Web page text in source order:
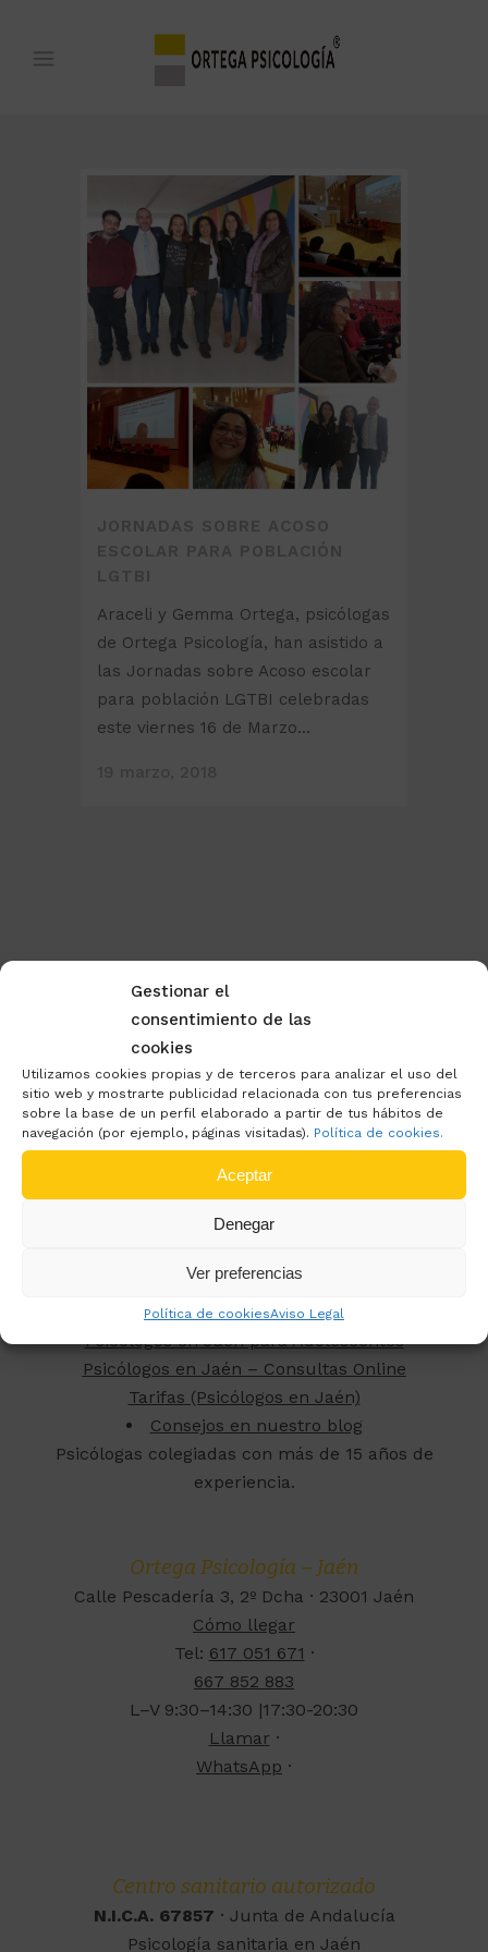
Gestionar el
consentimiento de las
cookies
Utilizamos cookies propias y de terceros para analizar el uso del
sitio web y mostrarte publicidad relacionada con tus preferencias
sobre la base de un perfil elaborado a partir de tus hábitos de
navegación (por ejemplo, páginas visitadas). Política de cookies.
Aceptar
Denegar
Ver preferencias
Política de cookiesAviso Legal
Araceli y Gemma Ortega, psicólogas
de Ortega Psicología, han asistido a
las Jornadas sobre Acoso escolar
para población LGTBI celebradas
este viernes 16 de Marzo...
TERAPIAS EN JAÉN
Psicólogos en Jaén para Adultos
Psicólogos en Jaén Infantil
Psicólogos en Jaén para Adolescentes
Psicólogos en Jaén – Consultas Online
Tarifas (Psicólogos en Jaén)
Consejos en nuestro blog
Psicólogas colegiadas con más de 15 años de
experiencia.
Ortega Psicología – Jaén
Calle Pescadería 3, 2º Dcha · 23001 Jaén
Cómo llegar
Tel: 617 051 671 ·
667 852 883
L–V 9:30–14:30 |17:30-20:30
Llamar ·
WhatsApp ·
Centro sanitario autorizado
N.I.C.A. 67857 · Junta de Andalucía
Psicología sanitaria en Jaén